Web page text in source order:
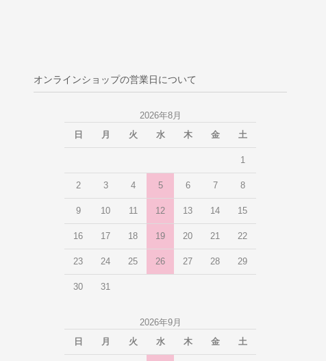
オンラインショップの営業日について
2026年8月
日
月 火 水 木 金 土
1
2 3 4 5 6 7 8
9 10 11 12 13 14 15
16 17 18 19 20 21 22
23 24 25 26 27 28 29
30 31
2026年9月
日
月 火 水 木 金 土